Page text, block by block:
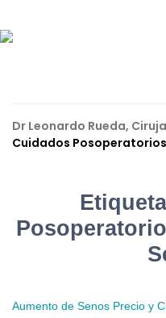
Dr Leonardo Rueda,
Cuidados
Aumento de Senos Precio y